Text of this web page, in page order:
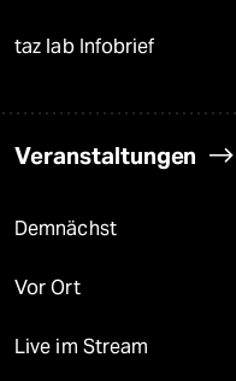
taz lab Infobrief
Veranstaltungen
Demnächst
Vor Ort
Live im Stream